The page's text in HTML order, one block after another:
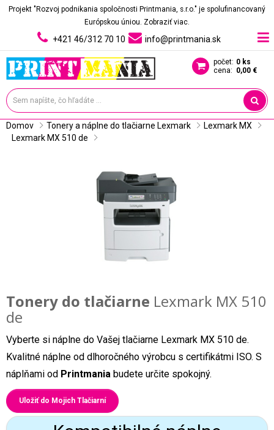
Projekt "Rozvoj podnikania spoločnosti Printmania, s.r.o." je spolufinancovaný
Európskou úniou. Zobraziť viac.
+421 46/312 70 10 info@printmania.sk
počet: 0 ks
cena: 0,00 €
Domov Tonery a náplne do tlačiarne Lexmark
Lexmark MX
Lexmark MX 510 de
Tonery do tlačiarne Lexmark MX 510
de
Vyberte si náplne do Vašej tlačiarne Lexmark MX 510 de.
Kvalitné náplne od dlhoročného výrobcu s certifikátmi ISO. S
náplňami od Printmania budete určite spokojný.
Uložiť do Mojich Tlačiarní